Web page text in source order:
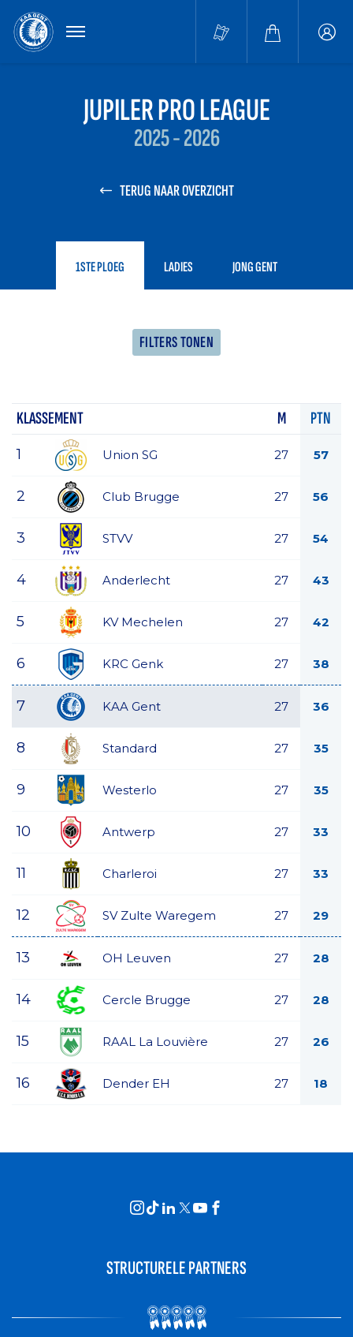
MENU
JUPILER PRO LEAGUE
2025 - 2026
TERUG NAAR OVERZICHT
1STE PLOEG LADIES JONG GENT
FILTERS TONEN
KLASSEMENT M PTN
1 Union SG 27 57
2 Club Brugge 27 56
3 STVV 27 54
4 Anderlecht 27 43
5 KV Mechelen 27 42
6 KRC Genk 27 38
7 KAA Gent 27 36
8 Standard 27 35
9 Westerlo 27 35
10 Antwerp 27 33
11 Charleroi 27 33
12 SV Zulte Waregem 27 29
13 OH Leuven 27 28
14 Cercle Brugge 27 28
15 RAAL La Louvière 27 26
16 Dender EH 27 18
STRUCTURELE PARTNERS